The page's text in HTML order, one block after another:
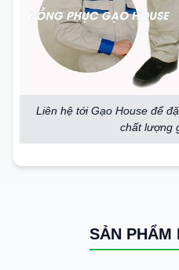
Liên hệ tới Gạo House để
chất lượng
SẢN PHẨM